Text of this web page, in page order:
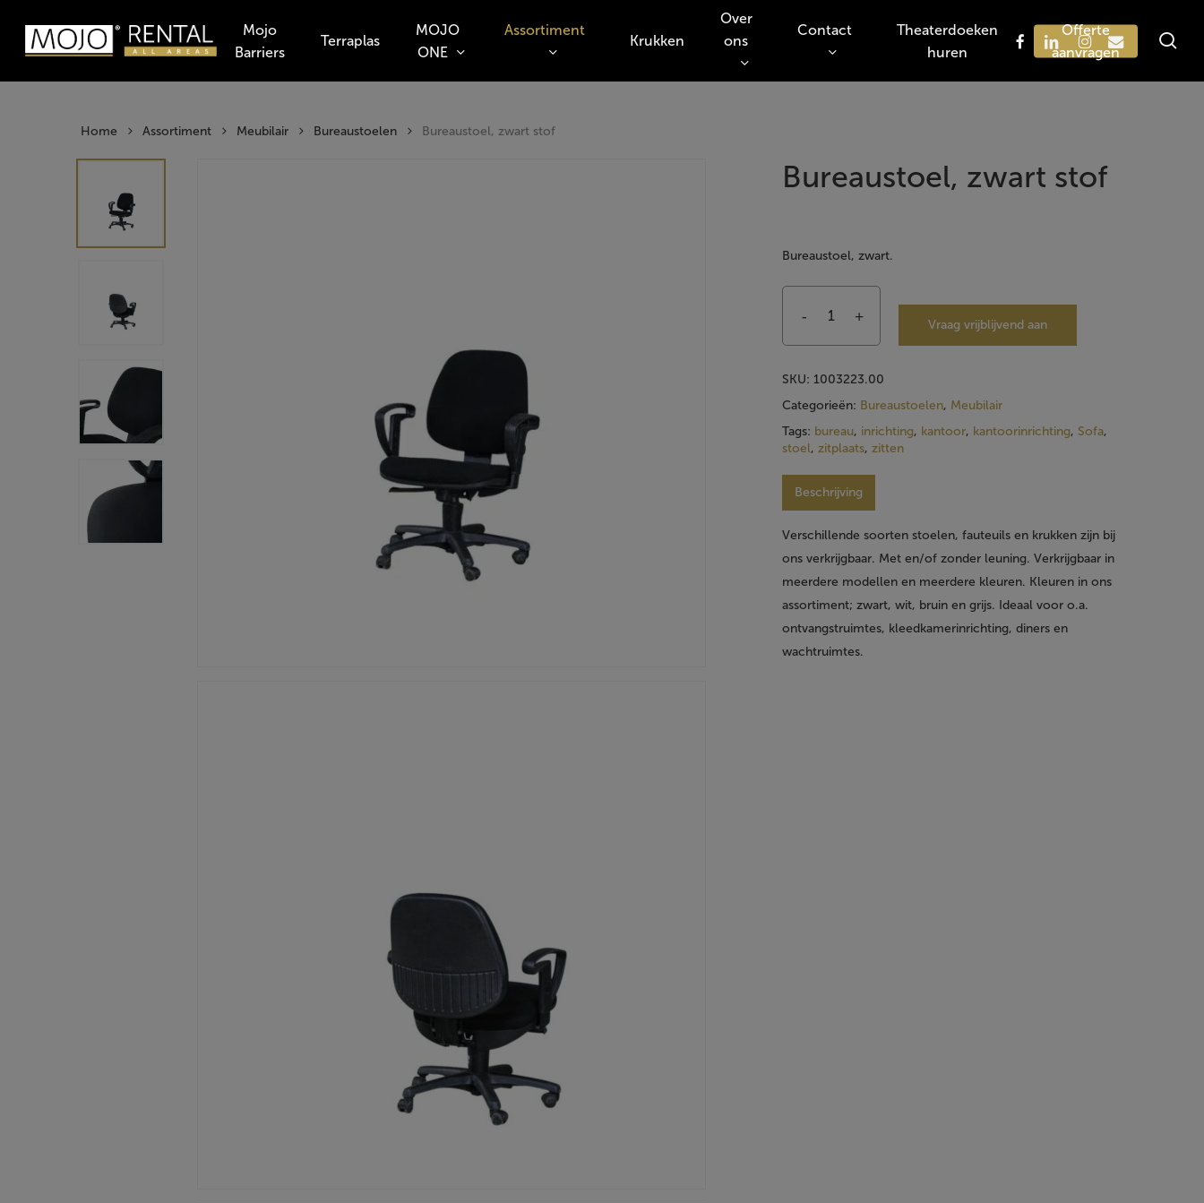
main
content
Mojo
Barriers
Terraplas
MOJO
ONE
Assortiment
Krukken
Over
ons
Contact
Theaterdoeken
huren
Offerte
aanvragen
facebooklinkedininstagram
email
Home Assortiment Meubilair Bureaustoelen Bureaustoel, zwart stof
Bureaustoel, zwart stof
Bureaustoel, zwart.
Vraag vrijblijvend aan
SKU: 1003223.00
Categorieën: Bureaustoelen, Meubilair
Tags: bureau, inrichting, kantoor, kantoorinrichting, Sofa,
stoel,zitplaats,zitten
Beschrijving
Verschillende soorten stoelen, fauteuils en krukken zijn bij
ons verkrijgbaar. Met en/of zonder leuning. Verkrijgbaar in
meerdere modellen en meerdere kleuren. Kleuren in ons
assortiment; zwart, wit, bruin en grijs. Ideaal voor o.a.
ontvangstruimtes, kleedkamerinrichting, diners en
wachtruimtes.